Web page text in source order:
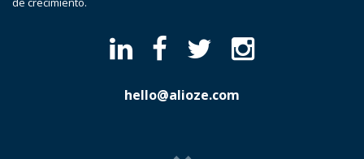
hello@alioze.com